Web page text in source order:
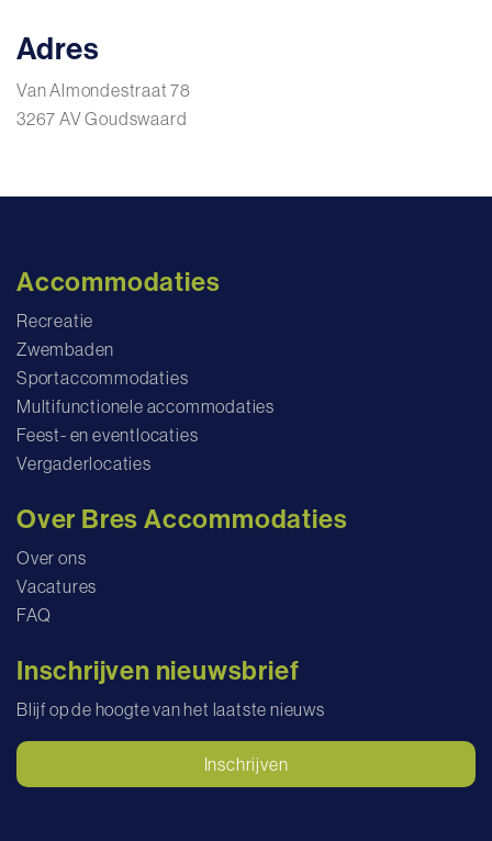
Adres
Van Almondestraat 78
3267 AV Goudswaard
Accommodaties
Recreatie
Zwembaden
Sportaccommodaties
Multifunctionele accommodaties
Feest- en eventlocaties
Vergaderlocaties
Over Bres Accommodaties
Over ons
Vacatures
FAQ
Inschrijven nieuwsbrief
Blijf op de hoogte van het laatste nieuws
Inschrijven